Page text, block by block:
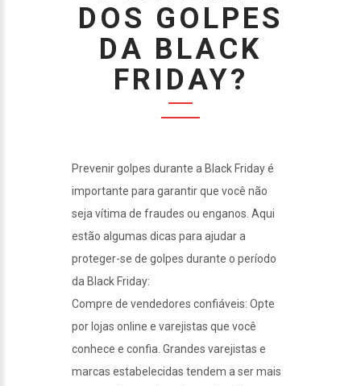
DOS GOLPES
DA BLACK
FRIDAY?
Prevenir golpes durante a Black Friday é
importante para garantir que você não
seja vítima de fraudes ou enganos. Aqui
estão algumas dicas para ajudar a
proteger-se de golpes durante o período
da Black Friday:
Compre de vendedores confiáveis: Opte
por lojas online e varejistas que você
conhece e confia. Grandes varejistas e
marcas estabelecidas tendem a ser mais